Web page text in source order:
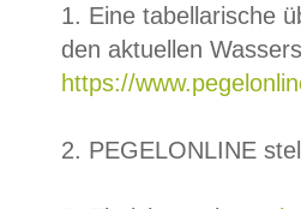
1. Eine tabellarische
den aktuellen
https://
2. PEGELONLINE